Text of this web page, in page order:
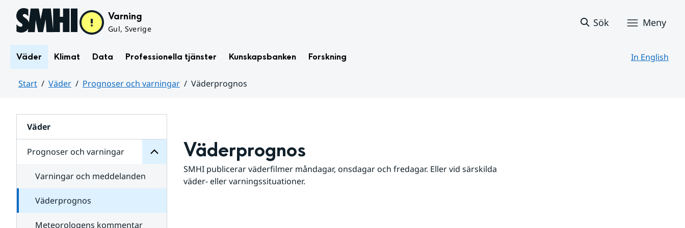
Hoppa till sidans innehåll Varning
Gul, Sverige
Sök Meny
Väder Klimat Data Professionella tjänster Kunskapsbanken Forskning In English
Start Väder Prognoser och varningar
Väderprognos
Väder
Prognoser och varningar
för
varningar
Varningar och meddelanden
Väderprognos
Meteorologens kommentar
Väderprognos
SMHI publicerar väderfilmer måndagar, onsdagar och fredagar. Eller vid särskilda
väder- eller varningssituationer.